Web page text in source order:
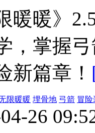
暖暖》
，掌握
新篇章！
限暖暖 埋骨地 弓箭 冒险
26